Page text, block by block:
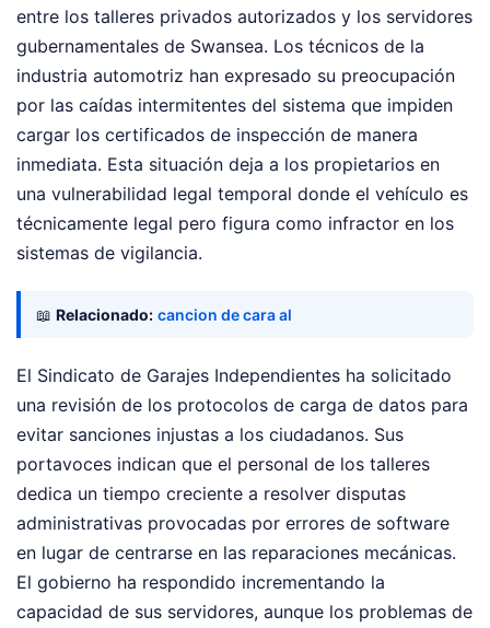
entre los talleres privados autorizados y los servidores
gubernamentales de Swansea. Los técnicos de la
industria automotriz han expresado su preocupación
por las caídas intermitentes del sistema que impiden
cargar los certificados de inspección de manera
inmediata. Esta situación deja a los propietarios en
una vulnerabilidad legal temporal donde el vehículo es
técnicamente legal pero figura como infractor en los
sistemas de vigilancia.
📖 Relacionado: cancion de cara al
El Sindicato de Garajes Independientes ha solicitado
una revisión de los protocolos de carga de datos para
evitar sanciones injustas a los ciudadanos. Sus
portavoces indican que el personal de los talleres
dedica un tiempo creciente a resolver disputas
administrativas provocadas por errores de software
en lugar de centrarse en las reparaciones mecánicas.
El gobierno ha respondido incrementando la
capacidad de sus servidores, aunque los problemas de